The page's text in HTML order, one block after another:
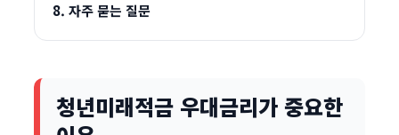
8. 자주 묻는 질문
청년미래적금 우대금리가 중요한